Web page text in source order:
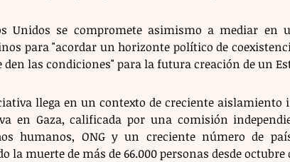
Unidos se compromete asimismo a mediar en
para "acordar un horizonte político de
den las condiciones" para la futura creación de un
llega en un contexto de creciente aislamiento
en Gaza, calificada por una comisión
humanos, ONG y un creciente número de
la muerte de más de 66.000 personas desde octubre